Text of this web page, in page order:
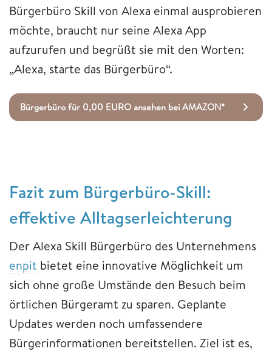
Bürgerbüro Skill von Alexa einmal ausprobieren
möchte, braucht nur seine Alexa App
aufzurufen und begrüßt sie mit den Worten:
„Alexa, starte das Bürgerbüro“.
Bürgerbüro für 0,00 EURO ansehen bei AMAZON*
Fazit zum Bürgerbüro-Skill:
effektive Alltagserleichterung
Der Alexa Skill Bürgerbüro des Unternehmens
enpit bietet eine innovative Möglichkeit um
sich ohne große Umstände den Besuch beim
örtlichen Bürgeramt zu sparen. Geplante
Updates werden noch umfassendere
Bürgerinformationen bereitstellen. Ziel ist es,